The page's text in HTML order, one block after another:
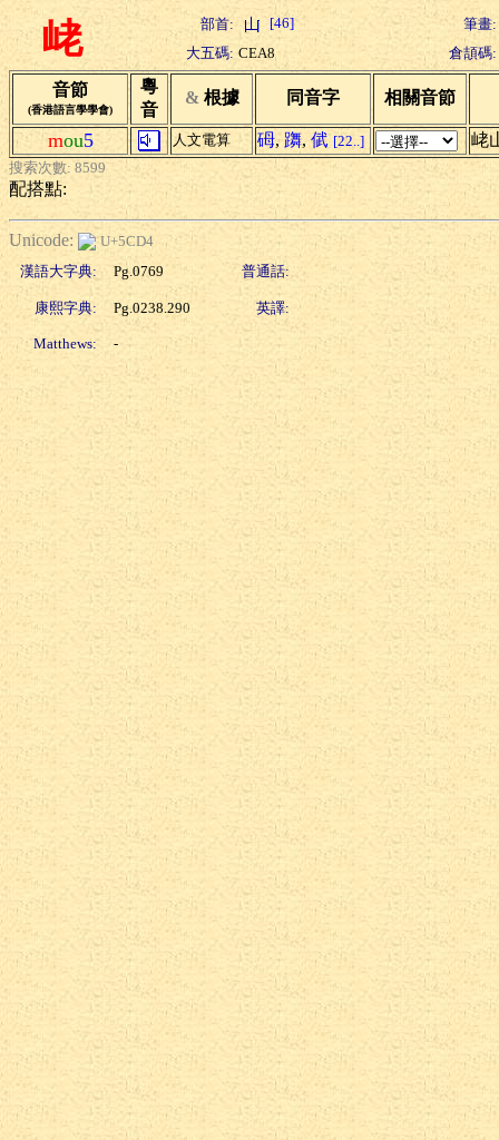
峔 部首: [46]
筆畫:
大五碼: CEA8 倉頡碼:
音節
(香港語言學學會)
粵
音
& 根據 同音字 相關音節
mou5 人文電算 砪, 躌, 倵 [22..] 峔
搜索次數: 8599
配搭點:
Unicode:
U+5CD4
漢語大字典:
Pg.0769 普通話:
康熙字典: Pg.0238.290 英譯:
Matthews: -